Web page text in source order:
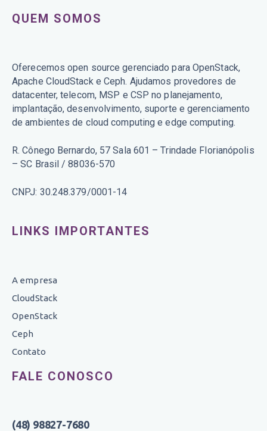
QUEM SOMOS
Oferecemos open source gerenciado para OpenStack,
Apache CloudStack e Ceph. Ajudamos provedores de
datacenter, telecom, MSP e CSP no planejamento,
implantação, desenvolvimento, suporte e gerenciamento
de ambientes de cloud computing e edge computing.
R. Cônego Bernardo, 57 Sala 601 – Trindade Florianópolis
– SC Brasil / 88036-570
CNPJ: 30.248.379/0001-14
LINKS IMPORTANTES
A empresa
CloudStack
OpenStack
Ceph
Contato
FALE CONOSCO
(48) 98827-7680